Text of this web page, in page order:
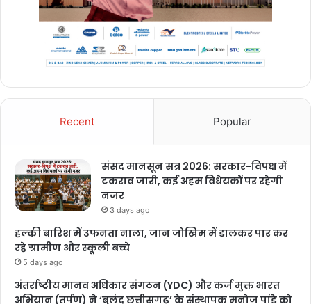
Recent Popular
संसद मानसून सत्र 2026: सरकार-विपक्ष में
टकराव जारी, कई अहम विधेयकों पर रहेगी
नजर
3 days ago
हल्की बारिश में उफनता नाला, जान जोखिम में डालकर पार कर
रहे ग्रामीण और स्कूली बच्चे
5 days ago
अंतर्राष्ट्रीय मानव अधिकार संगठन (YDC) और कर्ज मुक्त भारत
अभियान (तर्पण) ने ‘बुलंद छत्तीसगढ़’ के संस्थापक मनोज पांडे को